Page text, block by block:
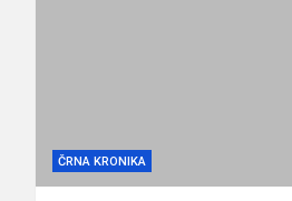
ČRNA KRONIKA